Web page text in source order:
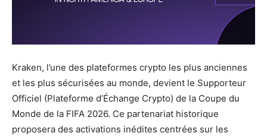
Kraken, l’une des plateformes crypto les plus anciennes
et les plus sécurisées au monde, devient le Supporteur
Officiel (Plateforme d’Échange Crypto) de la Coupe du
Monde de la FIFA 2026. Ce partenariat historique
proposera des activations inédites centrées sur les